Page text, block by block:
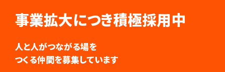
事業拡大につき積極採用中
人と人がつながる場を
つくる仲間を募集しています